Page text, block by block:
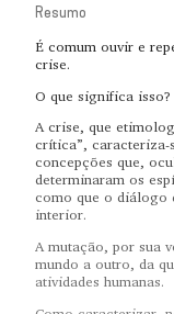
Resumo
É comum ouvir e
crise.
O que significa isso?
A crise, que
crítica”, caracteriza-
concepções que,
determinaram os
como que o diálogo
interior.
A mutação, por sua
mundo a outro, da
atividades humanas.